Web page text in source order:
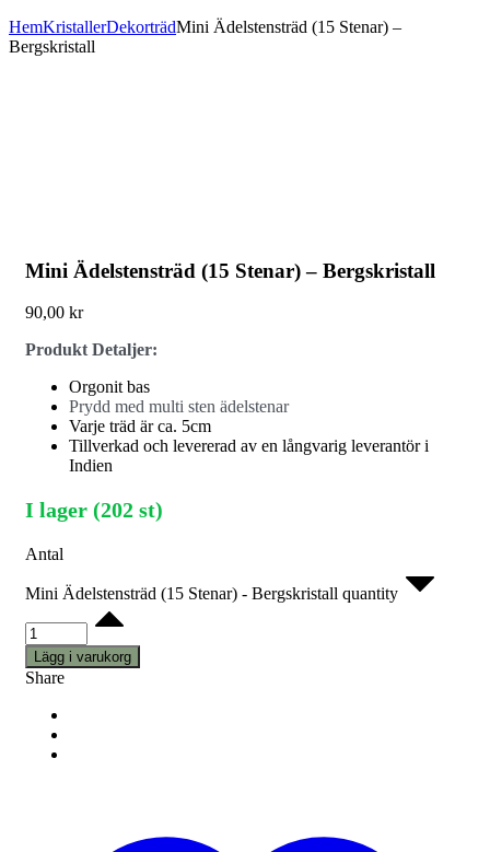
HemKristallerDekorträdMini Ädelstensträd (15 Stenar) –
Bergskristall
Mini Ädelstensträd (15 Stenar) – Bergskristall
90,00 kr
Produkt Detaljer:
Orgonit bas
Prydd med multi sten ädelstenar
Varje träd är ca. 5cm
Tillverkad och levererad av en långvarig leverantör i
Indien
I lager (202 st)
Antal
Mini Ädelstensträd (15 Stenar) - Bergskristall quantity
Lägg i varukorg
Share